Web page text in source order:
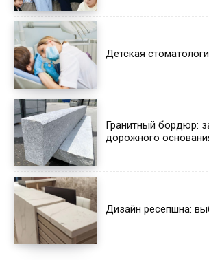
Детская
Гранитный бордюр:
дорожного
Дизайн ресепшна: